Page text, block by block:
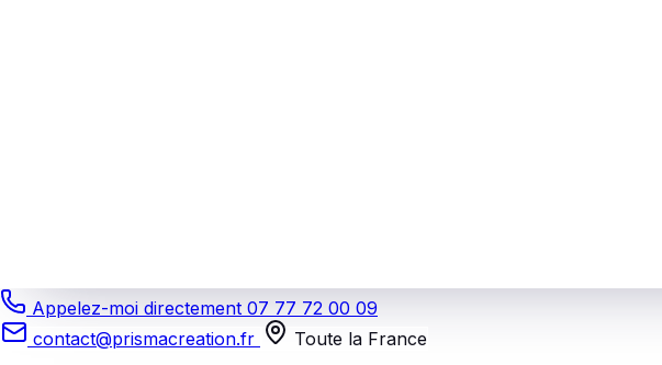
Appelez-moi directement 07 77 72 00 09
contact@prismacreation.fr
Toute la France